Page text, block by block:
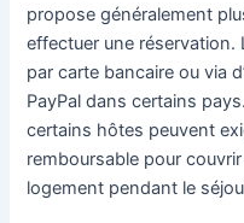
propose généralement
effectuer une réservation.
par carte bancaire ou via
PayPal dans certains
certains hôtes peuvent
remboursable pour
logement pendant le